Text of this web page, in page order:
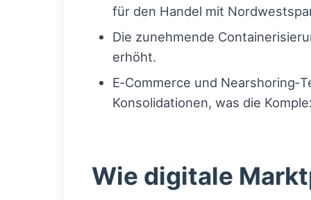
für den Handel mit
Die zunehmende
erhöht.
E‑Commerce und
Konsolidationen, was die
Wie digitale